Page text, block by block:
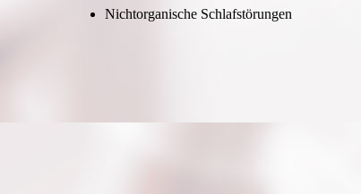
Nichtorganische Schlafstörungen